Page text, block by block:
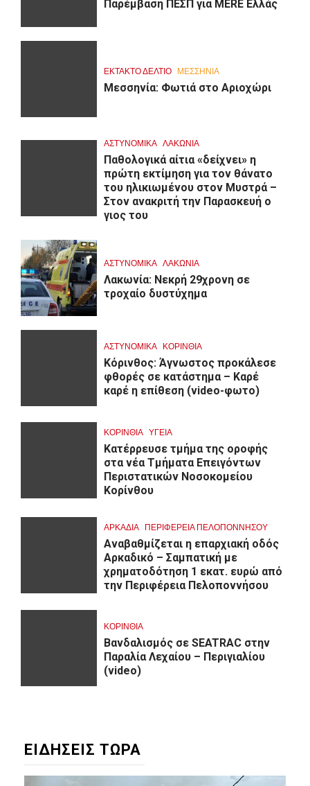
Παρέμβαση ΠΕΣΠ για MERE Ελλάς
ΕΚΤΑΚΤΟ ΔΕΛΤΙΟ ΜΕΣΣΗΝΙΑ
Μεσσηνία: Φωτιά στο Αριοχώρι
ΑΣΤΥΝΟΜΙΚΑ ΛΑΚΩΝΙΑ
Παθολογικά αίτια «δείχνει» η
πρώτη εκτίμηση για τον θάνατο
του ηλικιωμένου στον Μυστρά –
Στον ανακριτή την Παρασκευή ο
γιος του
ΑΣΤΥΝΟΜΙΚΑ ΛΑΚΩΝΙΑ
Λακωνία: Νεκρή 29χρονη σε
τροχαίο δυστύχημα
ΑΣΤΥΝΟΜΙΚΑ ΚΟΡΙΝΘΊΑ
Κόρινθος: Άγνωστος προκάλεσε
φθορές σε κατάστημα – Καρέ
καρέ η επίθεση (video-φωτο)
ΚΟΡΙΝΘΊΑ ΥΓΕΙΑ
Kατέρρευσε τμήμα της οροφής
στα νέα Τμήματα Επειγόντων
Περιστατικών Νοσοκομείου
Κορίνθου
ΑΡΚΑΔΊΑ ΠΕΡΙΦΈΡΕΙΑ ΠΕΛΟΠΟΝΝΉΣΟΥ
Αναβαθμίζεται η επαρχιακή οδός
Αρκαδικό – Σαμπατική με
χρηματοδότηση 1 εκατ. ευρώ από
την Περιφέρεια Πελοποννήσου
ΚΟΡΙΝΘΊΑ
Βανδαλισμός σε SEATRAC στην
Παραλία Λεχαίου – Περιγιαλίου
(video)
ΕΙΔΗΣΕΙΣ ΤΩΡΑ